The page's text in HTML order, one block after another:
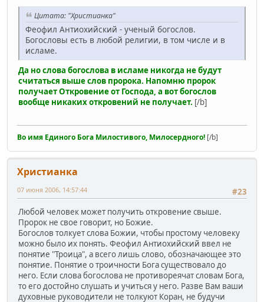
Цитата: "Христианка"
Феофил Антиохийский - ученый богослов.
Богословы есть в любой религии, в том числе и в
исламе.
Да но слова богослова в исламе никогда не будут
считаться выше слов пророка. Напомню пророк
получает Откровение от Господа, а вот богослов
вообще никаких откровений не получает. [/b]
Во имя Единого Бога Милостивого, Милосердного! [/b]
Христианка
#23
07 июня 2006, 14:57:44
Любой человек может получить откровение свыше.
Пророк не свое говорит, но Божие.
Богослов толкует слова Божии, чтобы простому человеку
можно было их понять. Феофил Антиохийский ввел не
понятие "Троица", а всего лишь слово, обозначающее это
понятие. Понятие о троичности Бога существовало до
него. Если слова богослова не противореячат словам Бога,
то его достойно слушать и учиться у него. Разве Вам ваши
духовные руководители не толкуют Коран, не будучи